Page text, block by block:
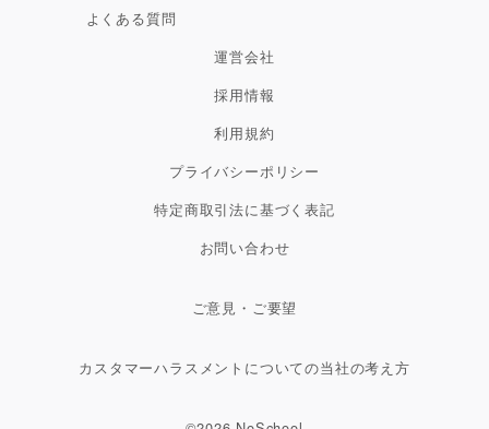
よくある質問
運営会社
採用情報
利用規約
プライバシーポリシー
特定商取引法に基づく表記
お問い合わせ
ご意見・ご要望
カスタマーハラスメントについての当社の考え方